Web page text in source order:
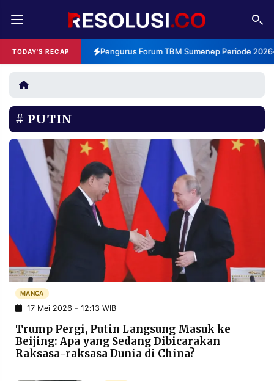
TODAY'S RECAP Pengurus Forum TBM Sumenep Periode
REDAKSI TENTANG
RESOLUSI IKLAN
RUBRIKASI
EDITORIAL AKSARA
FINANSIA PERSONA
DAERAH NASIONAL
MANCA SPORT
INFORMASI
PRIVACY
POLICY
BERITA
WARGA
INFORMASI
IKLAN
KIRIM
PENGADUAN TERM
OF
SERVICE
PUTIN
MANCA
17 Mei 2026 - 12:13 WIB
Trump Pergi, Putin Langsung Masuk ke
Beijing: Apa yang Sedang Dibicarakan
Raksasa-raksasa Dunia di China?